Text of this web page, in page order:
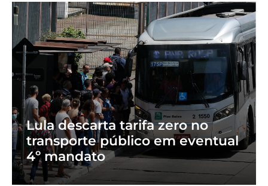
Lula descarta tarifa zero no
transporte público em eventual
4º mandato